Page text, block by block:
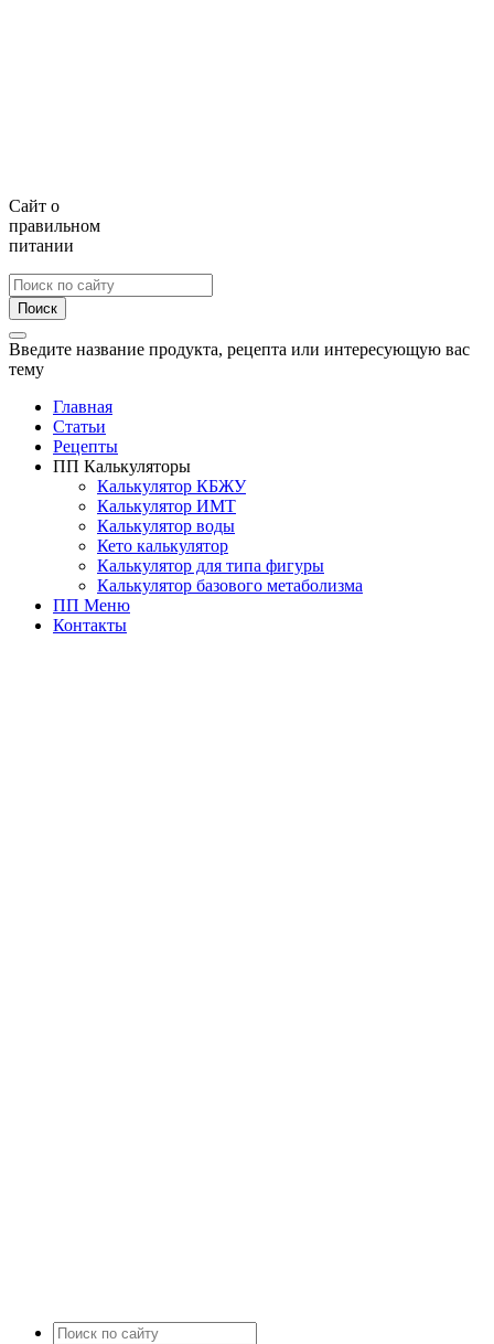
Сайт о
правильном
питании
Поиск
Введите название продукта, рецепта или интересующую вас
тему
Главная
Статьи
Рецепты
ПП Калькуляторы
Калькулятор КБЖУ
Калькулятор ИМТ
Калькулятор воды
Кето калькулятор
Калькулятор для типа фигуры
Калькулятор базового метаболизма
ПП Меню
Контакты